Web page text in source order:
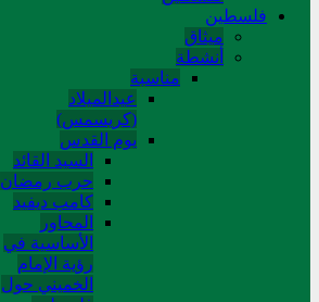
فلسطین
میثاق
أنشطة
مناسبة
عیدالمیلاد
(کریسمس)
یوم القدس
السید القائد
حرب رمضان
کامب دیفید
المحاور
الأساسية في
رؤية الإمام
الخميني حول